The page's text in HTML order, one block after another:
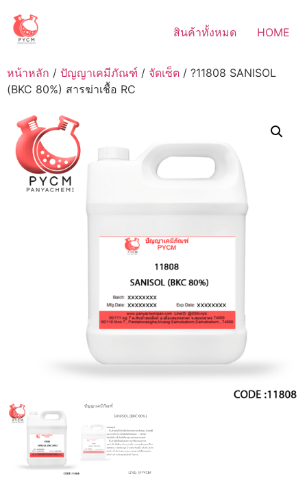
content
สินค้าทั้งหมด HOME
หน้าหลัก / ปัญญาเคมีภัณฑ์ / จัดเซ็ต / ?11808 SANISOL
(BKC 80%) สารฆ่าเชื้อ RC